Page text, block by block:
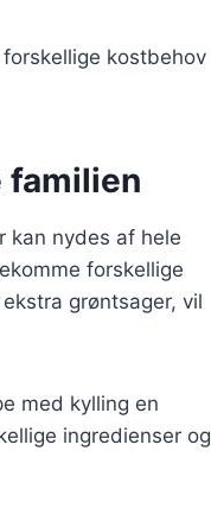
kostbehov
familien
kan nydes af hele
forskellige
grøntsager, vil
med kylling en
ingredienser og